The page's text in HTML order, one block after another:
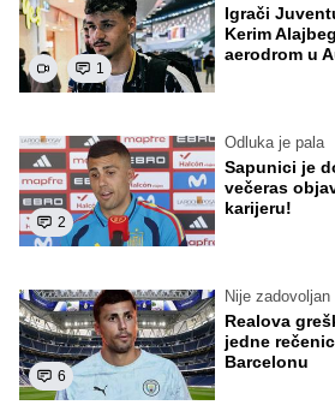
1
Igrači
Kerim
aerodrom u
2
Odluka je pala
Sapunici je
večeras
karijeru!
6
Nije zadovoljan
Realova
jedne
Barcelonu